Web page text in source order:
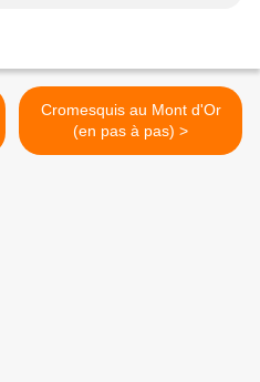
Cromesquis au Mont d'Or
(en pas à pas) >